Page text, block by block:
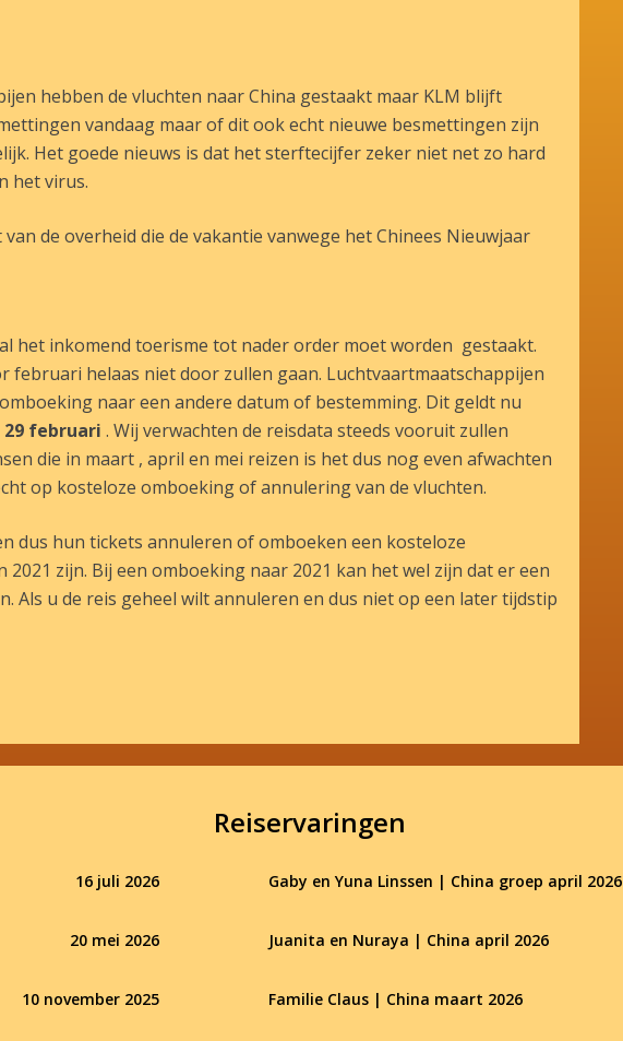
hebben de vluchten naar China gestaakt maar KLM blijft
vandaag maar of dit ook echt nieuwe besmettingen zijn
Het goede nieuws is dat het sterftecijfer zeker niet net zo hard
het virus.
de overheid die de vakantie vanwege het Chinees Nieuwjaar
het inkomend toerisme tot nader order moet worden gestaakt.
februari helaas niet door zullen gaan. Luchtvaartmaatschappijen
naar een andere datum of bestemming. Dit geldt nu
februari . Wij verwachten de reisdata steeds vooruit zullen
die in maart , april en mei reizen is het dus nog even afwachten
op kosteloze omboeking of annulering van de vluchten.
dus hun tickets annuleren of omboeken een kosteloze
zijn. Bij een omboeking naar 2021 kan het wel zijn dat er een
Als u de reis geheel wilt annuleren en dus niet op een later tijdstip
16 juli 2026
20 mei 2026
10 november 2025
Reiservaringen
Gaby en Yuna Linssen | China groep april 2026
Juanita en Nuraya | China april 2026
Familie Claus | China maart 2026